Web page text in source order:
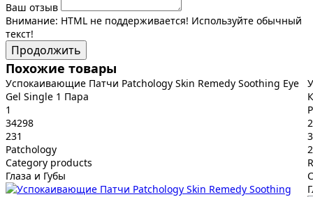
Ваш отзыв
Внимание: HTML не поддерживается! Используйте обычный
текст!
Продолжить
Похожие товары
Успокаивающие Патчи Patchology Skin Remedy Soothing Eye
Gel Single 1 Пара
1
34298
231
Patchology
Category products
Глаза и Губы
2